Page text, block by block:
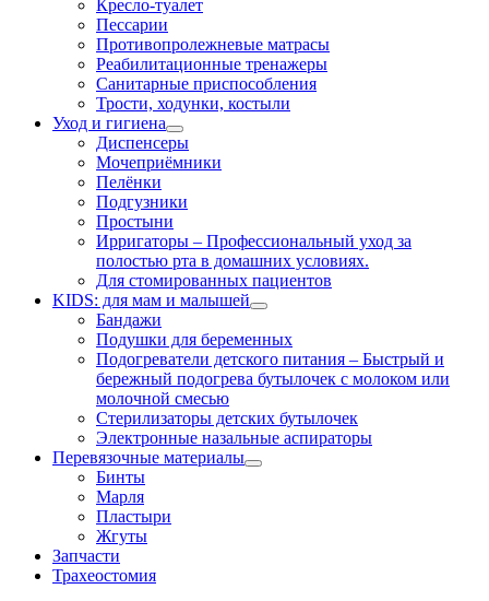
Кресло-туалет
Пессарии
Противопролежневые матрасы
Реабилитационные тренажеры
Санитарные приспособления
Трости, ходунки, костыли
Уход и гигиена
Диспенсеры
Мочеприёмники
Пелёнки
Подгузники
Простыни
Ирригаторы – Профессиональный уход за
полостью рта в домашних условиях.
Для стомированных пациентов
KIDS: для мам и малышей
Бандажи
Подушки для беременных
Подогреватели детского питания – Быстрый и
бережный подогрева бутылочек с молоком или
молочной смесью
Стерилизаторы детских бутылочек
Электронные назальные аспираторы
Перевязочные материалы
Бинты
Марля
Пластыри
Жгуты
Запчасти
Трахеостомия